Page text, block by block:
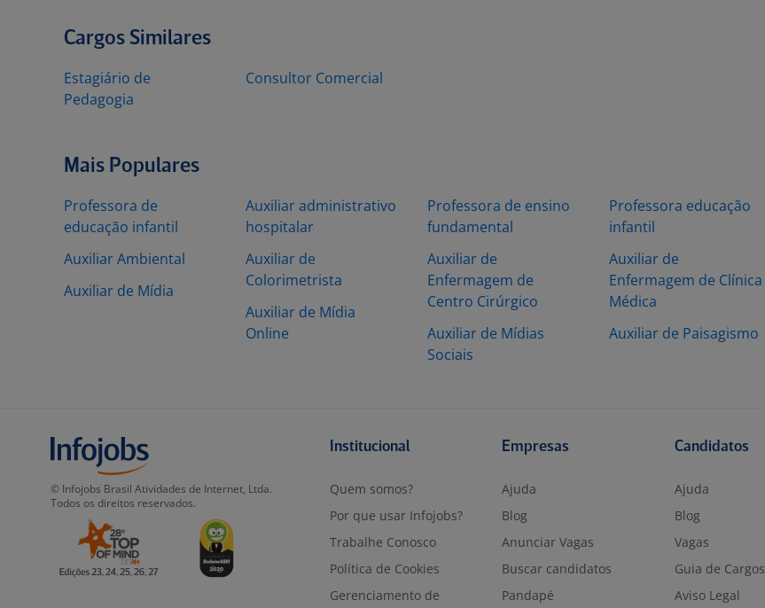
Cargos Similares
Estagiário de
Pedagogia
Consultor Comercial
Mais Populares
Professora de
educação infantil
Auxiliar Ambiental
Auxiliar de Mídia
Auxiliar administrativo
hospitalar
Auxiliar de
Colorimetrista
Auxiliar de Mídia
Online
Professora de ensino
fundamental
Auxiliar de
Enfermagem de
Centro Cirúrgico
Auxiliar de Mídias
Sociais
Professora educação
infantil
Auxiliar de
Enfermagem de Clínica
Médica
Auxiliar de Paisagismo
© Infojobs Brasil Atividades de Internet, Ltda.
Todos os direitos reservados.
Institucional
Quem somos?
Por que usar Infojobs?
Trabalhe Conosco
Política de Cookies
Gerenciamento de
Empresas
Ajuda
Blog
Anunciar Vagas
Buscar candidatos
Pandapé
Candidatos
Ajuda
Blog
Vagas
Guia de Cargos
Aviso Legal